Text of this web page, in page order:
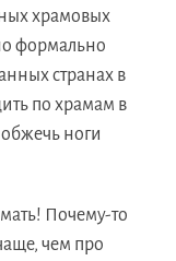
храмовых
формально
странах в
по храмам в
ноги
Почему-то
чем про